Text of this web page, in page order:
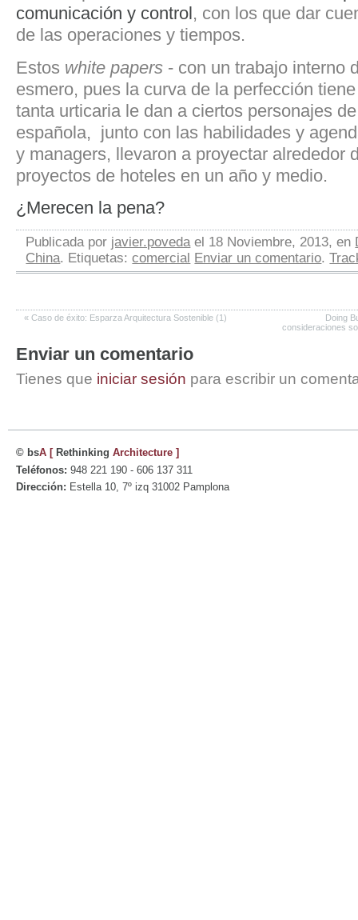
comunicación y control, con los que dar
de las operaciones y tiempos.
Estos white papers - con un trabajo interno
esmero, pues la curva de la perfección
tanta urticaria le dan a ciertos personajes
española, junto con las habilidades y
y managers, llevaron a proyectar alrededor
proyectos de hoteles en un año y medio.
¿Merecen la pena?
Publicada por javier.povedael 18 Noviembre, 2013, en
China. Etiquetas:comercial Enviar un comentario.
« Caso de éxito: Esparza Arquitectura Sostenible (1)
Doing
consideraciones
Enviar un comentario
Tienes que iniciar sesión para escribir un
© bsA [Rethinking Architecture ]
Teléfonos: 948 221 190 - 606 137 311
Dirección: Estella 10, 7º izq 31002 Pamplona